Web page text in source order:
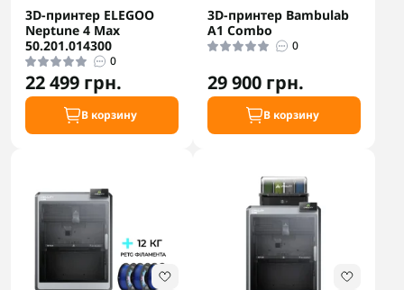
3D-принтер ELEGOO
Neptune 4 Max
50.201.014300
0
22 499 грн.
В корзину
3D-принтер Bambulab
A1 Combo
0
29 900 грн.
В корзину